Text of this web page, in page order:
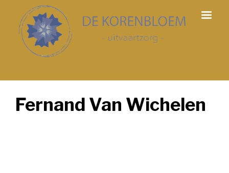
Fernand Van Wichelen